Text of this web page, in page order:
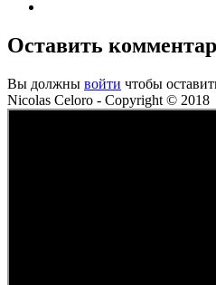
Оставить
Вы должны войти чтобы
Nicolas Celoro - Copyright © 2018